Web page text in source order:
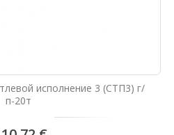
исполнение 3 (СТП3) г/
п-20т